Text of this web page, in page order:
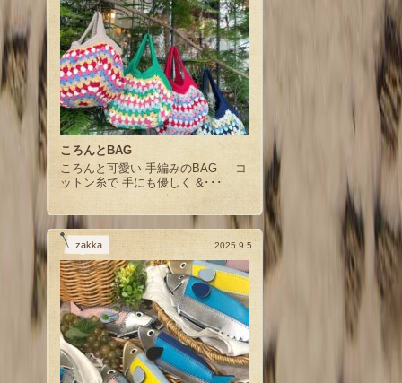
ころんとBAG
ころんと可愛い 手編みのBAG コ
ットン糸で 手にも優しく &･･･
zakka 2025.9.5